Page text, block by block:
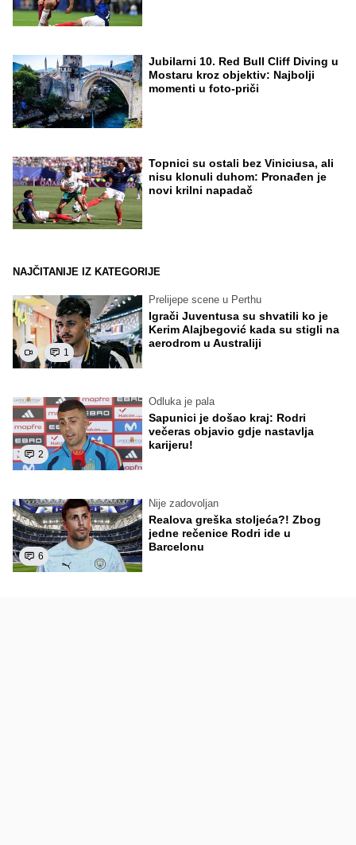
Jubilarni 10. Red Bull Cliff Diving u
Mostaru kroz objektiv: Najbolji
momenti u foto-priči
Topnici su ostali bez Viniciusa, ali
nisu klonuli duhom: Pronađen je
novi krilni napadač
NAJČITANIJE IZ KATEGORIJE
1
Prelijepe scene u Perthu
Igrači Juventusa su shvatili ko je
Kerim Alajbegović kada su stigli na
aerodrom u Australiji
2
Odluka je pala
Sapunici je došao kraj: Rodri
večeras objavio gdje nastavlja
karijeru!
6
Nije zadovoljan
Realova greška stoljeća?! Zbog
jedne rečenice Rodri ide u
Barcelonu